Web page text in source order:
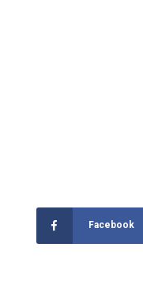
Facebook